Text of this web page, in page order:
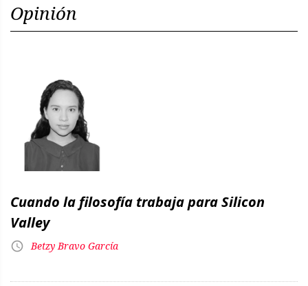
Opinión
Cuando la filosofía trabaja para Silicon
Valley
Betzy Bravo García